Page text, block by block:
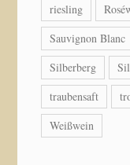
riesling
Sauvignon Blanc
Silberberg
traubensaft
Weißwein